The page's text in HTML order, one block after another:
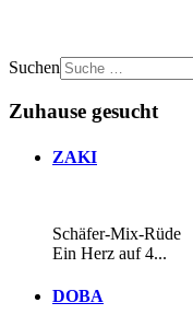
Suchen
Zuhause gesucht
ZAKI
Schäfer-Mix-Rüde
Ein Herz auf 4...
DOBA